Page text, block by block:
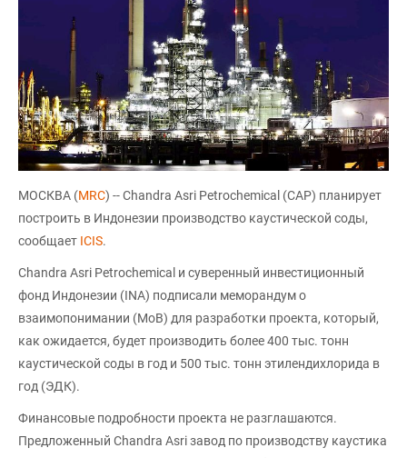
МОСКВА (MRC) -- Chandra Asri Petrochemical (CAP) планирует
построить в Индонезии производство каустической соды,
сообщает ICIS.
Chandra Asri Petrochemical и суверенный инвестиционный
фонд Индонезии (INA) подписали меморандум о
взаимопонимании (МоВ) для разработки проекта, который,
как ожидается, будет производить более 400 тыс. тонн
каустической соды в год и 500 тыс. тонн этилендихлорида в
год (ЭДК).
Финансовые подробности проекта не разглашаются.
Предложенный Chandra Asri завод по производству каустика